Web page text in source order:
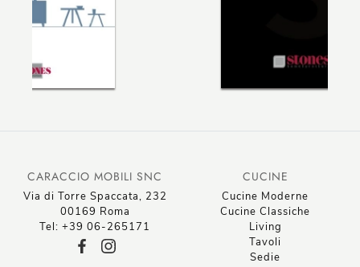
CARACCIO MOBILI SNC
Via di Torre Spaccata, 232
00169 Roma
Tel: +39 06-265171
CUCINE
Cucine Moderne
Cucine Classiche
Living
Tavoli
Sedie